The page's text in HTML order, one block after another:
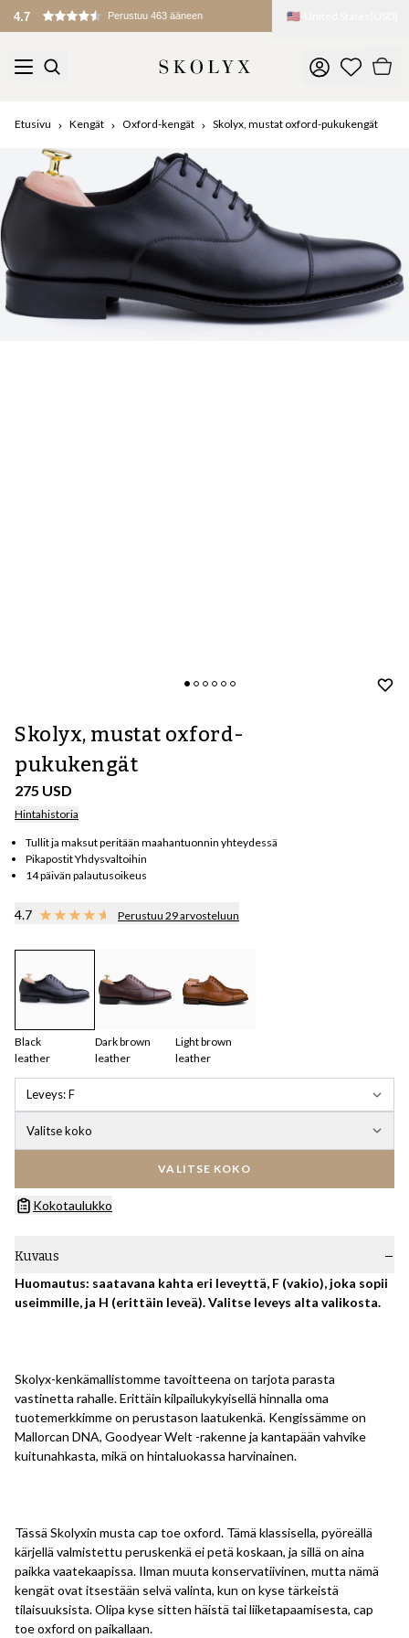
4.7 Perustuu 463 ääneen 🇺🇸
Etusivu Kengät Oxford-kengät Skolyx, mustat oxford-pukukengät
Skolyx, mustat oxford-
pukukengät
275 USD
Hintahistoria
Tullit ja maksut peritään maahantuonnin yhteydessä
Pikapostit Yhdysvaltoihin
14 päivän palautusoikeus
4.7 Perustuu 29 arvosteluun
Black
leather
Dark brown
leather
Light brown
leather
Leveys:F
Valitse koko
VALITSE KOKO
Kokotaulukko
Kuvaus
Huomautus: saatavana kahta eri leveyttä, F (vakio), joka sopii
useimmille, ja H (erittäin leveä). Valitse leveys alta valikosta.
Skolyx-kenkämallistomme tavoitteena on tarjota parasta
vastinetta rahalle. Erittäin kilpailukykyisellä hinnalla oma
tuotemerkkimme on perustason laatukenkä. Kengissämme on
Mallorcan DNA, Goodyear Welt -rakenne ja kantapään vahvike
kuitunahkasta, mikä on hintaluokassa harvinainen.
Tässä Skolyxin musta cap toe oxford. Tämä klassisella, pyöreällä
kärjellä valmistettu peruskenkä ei petä koskaan, ja sillä on aina
paikka vaatekaapissa. Ilman muuta konservatiivinen, mutta nämä
kengät ovat itsestään selvä valinta, kun on kyse tärkeistä
tilaisuuksista. Olipa kyse sitten häistä tai liiketapaamisesta, cap
toe oxford on paikallaan.